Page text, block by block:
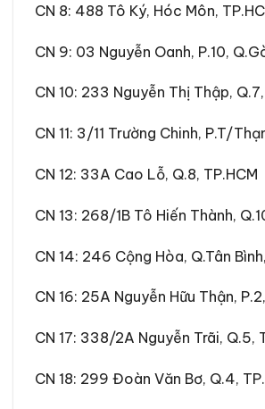
CN 8: 488 Tô Ký, Hóc Môn,
CN 9: 03 Nguyễn Oanh, P.10,
CN 10: 233 Nguyễn Thị Thập, Q.7,
CN 11: 3/11 Trường Chinh, P.T/
CN 12: 33A Cao Lỗ, Q.8, TP.HCM
CN 13: 268/1B Tô Hiến Thành,
CN 14: 246 Cộng Hòa, Q.Tân
CN 16: 25A Nguyễn Hữu Thận,
CN 17: 338/2A Nguyễn Trãi, Q.5,
CN 18: 299 Đoàn Văn Bơ, Q.4,